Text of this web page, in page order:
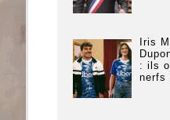
Iris
: ils
nerfs